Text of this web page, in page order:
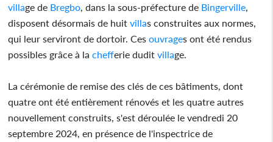
village de Bregbo , dans la sous-préfecture de Bingerville
disposent désormais de huitvillas construites aux normes,
qui leur serviront de dortoir. Cesouvrages ont été rendus
possibles grâce à lachefferie duditvillage.
La cérémonie de remise des clés de ces bâtiments, dont
quatre ont été entièrement rénovés et les quatre autres
nouvellement construits, s'est déroulée le vendredi 20
septembre 2024, en présence de l'inspectrice de